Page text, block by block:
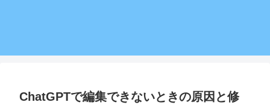
ChatGPTで編集できないときの原因と修